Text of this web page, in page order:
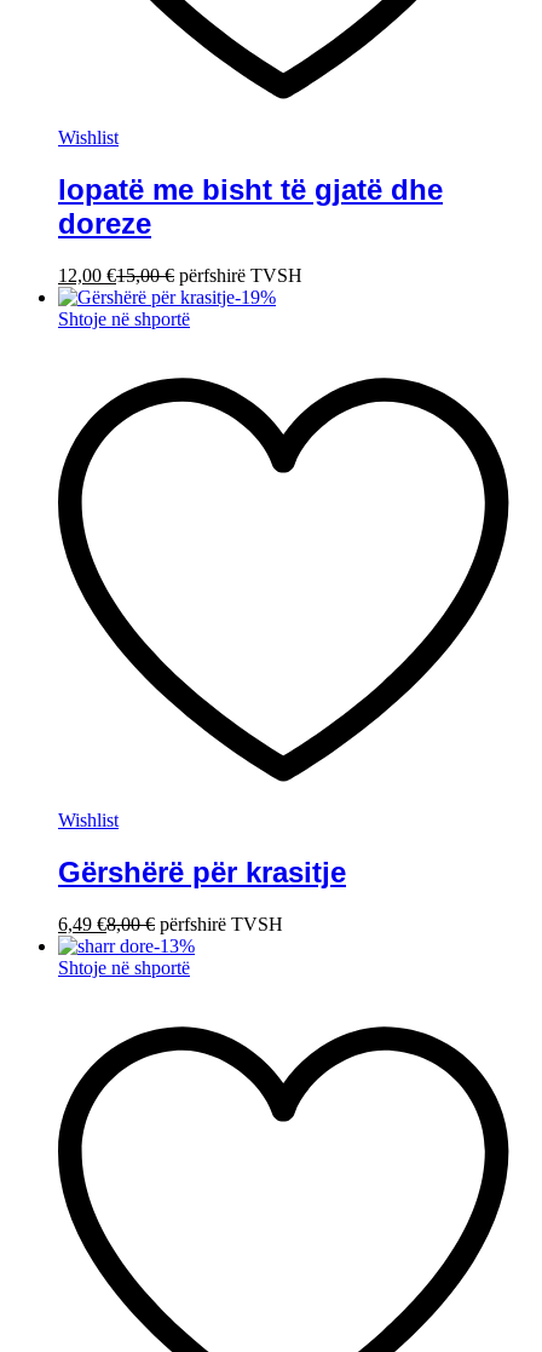
Wishlist
lopatë me bisht të gjatë dhe
doreze
12,00 €15,00€ përfshirë TVSH
-19%
Shtoje në shportë
Wishlist
Gërshërë për krasitje
6,49 €8,00€ përfshirë TVSH
-13%
Shtoje në shportë